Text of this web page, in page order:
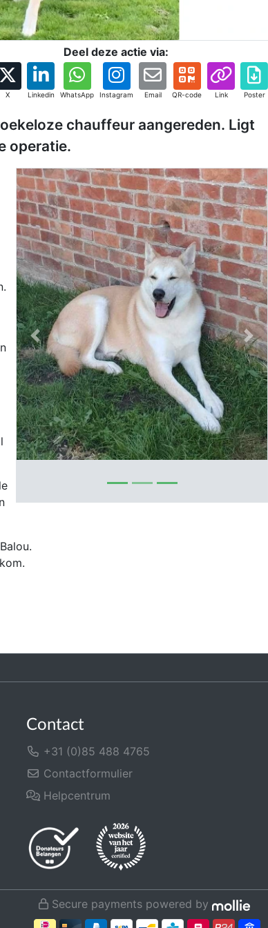
Deel deze actie via:
X Linkedin WhatsApp Instagram Email QR-code Link Poster
chauffeur aangereden. Ligt
operatie.
Previous Next
Contact
+31 (0)85 488 4765
Contactformulier
Helpcentrum
Secure payments powered by